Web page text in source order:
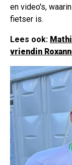
en video's,
fietser is.
Lees ook:
vriendin